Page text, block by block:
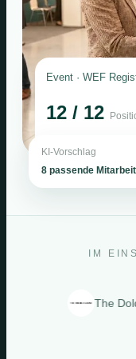
Event · WEF
12 / 12
KI-Vorschlag
8 passende
IM
The Dolder